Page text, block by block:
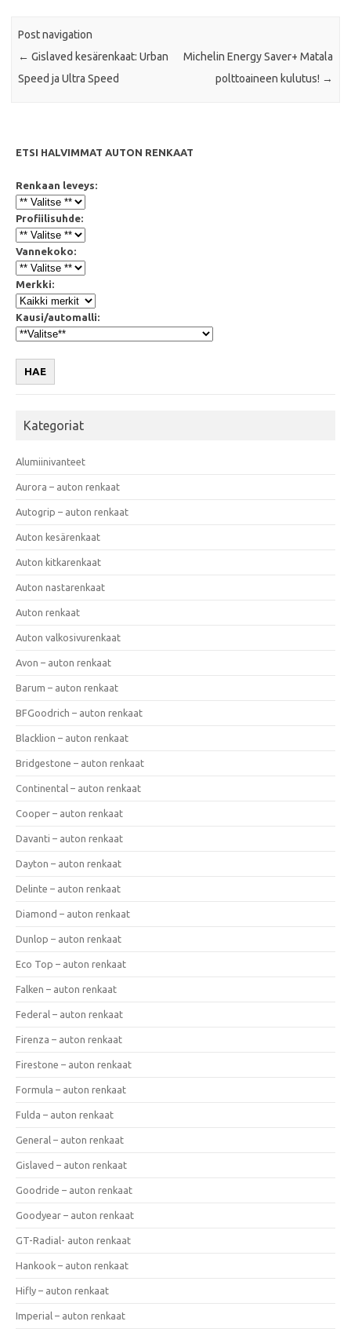
Post navigation
← Gislaved kesärenkaat: Urban
Speed ja Ultra Speed
Michelin Energy Saver+ Matala
polttoaineen kulutus! →
ETSI HALVIMMAT AUTON RENKAAT
Renkaan leveys:
Profiilisuhde:
Vannekoko:
Merkki:
Kausi/automalli:
HAE
Kategoriat
Alumiinivanteet
Aurora – auton renkaat
Autogrip – auton renkaat
Auton kesärenkaat
Auton kitkarenkaat
Auton nastarenkaat
Auton renkaat
Auton valkosivurenkaat
Avon – auton renkaat
Barum – auton renkaat
BFGoodrich – auton renkaat
Blacklion – auton renkaat
Bridgestone – auton renkaat
Continental – auton renkaat
Cooper – auton renkaat
Davanti – auton renkaat
Dayton – auton renkaat
Delinte – auton renkaat
Diamond – auton renkaat
Dunlop – auton renkaat
Eco Top – auton renkaat
Falken – auton renkaat
Federal – auton renkaat
Firenza – auton renkaat
Firestone – auton renkaat
Formula – auton renkaat
Fulda – auton renkaat
General – auton renkaat
Gislaved – auton renkaat
Goodride – auton renkaat
Goodyear – auton renkaat
GT-Radial- auton renkaat
Hankook – auton renkaat
Hifly – auton renkaat
Imperial – auton renkaat